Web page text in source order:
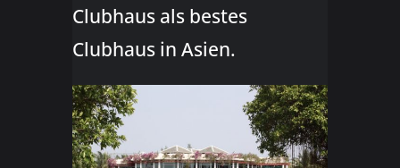
Clubhaus als bestes
Clubhaus in Asien.